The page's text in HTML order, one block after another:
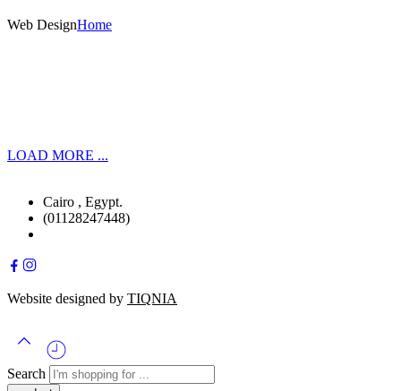
Web DesignHome
LOAD MORE ...
Cairo , Egypt.
(01128247448)
Website designed by TIQNIA
Search